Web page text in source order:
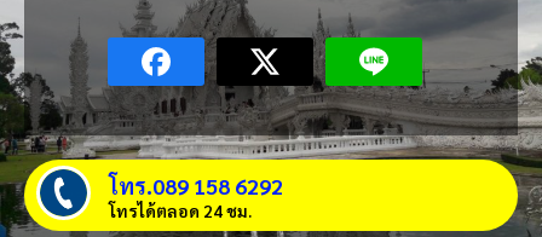
โทร.089 158 6292
โทรได้ตลอด 24 ชม.